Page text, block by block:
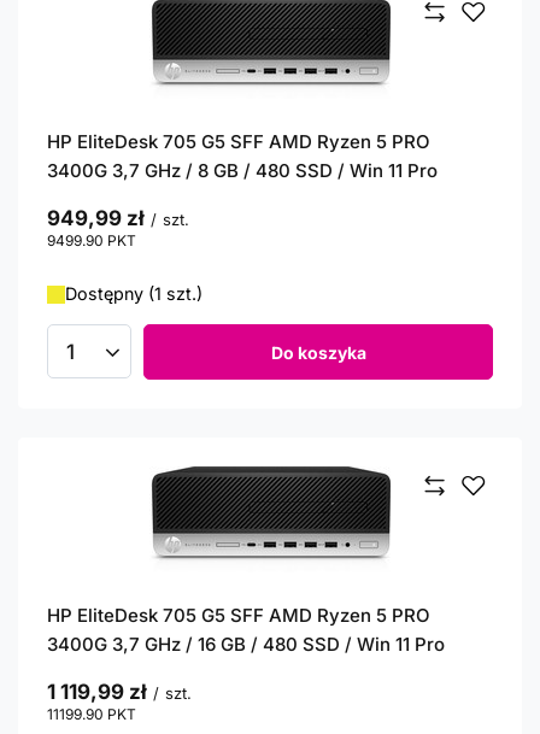
HP EliteDesk 705 G5 SFF AMD Ryzen 5 PRO
3400G 3,7 GHz / 8 GB / 480 SSD / Win 11 Pro
949,99 zł / szt.
9499.90 PKT
Dostępny (1 szt.)
Ilość produktów Do koszyka
HP EliteDesk 705 G5 SFF AMD Ryzen 5 PRO
3400G 3,7 GHz / 16 GB / 480 SSD / Win 11 Pro
1 119,99 zł / szt.
11199.90 PKT